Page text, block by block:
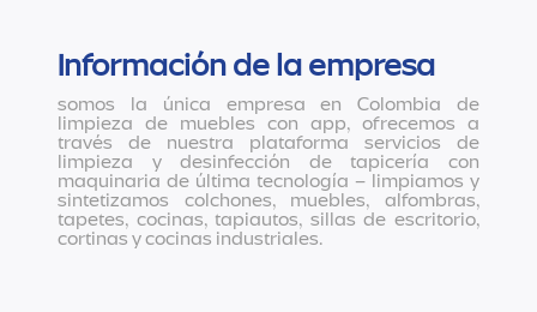
Información de la empresa
somos la única empresa en Colombia de
limpieza de muebles con app, ofrecemos a
través de nuestra plataforma servicios de
limpieza y desinfección de tapicería con
maquinaria de última tecnología – limpiamos y
sintetizamos colchones, muebles, alfombras,
tapetes, cocinas, tapiautos, sillas de escritorio,
cortinas y cocinas industriales.